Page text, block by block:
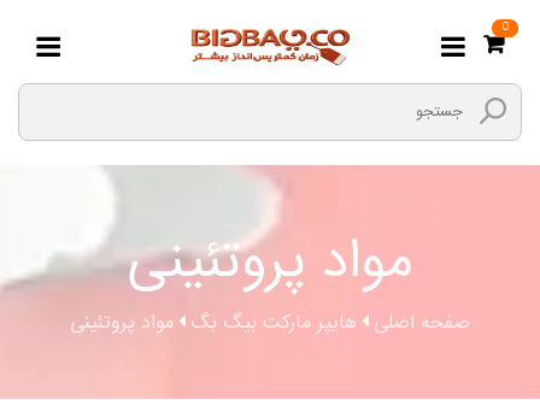
0
مواد پروتئینی
صفحه اصلی هایپر مارکت بیگ بگ مواد پروتئینی